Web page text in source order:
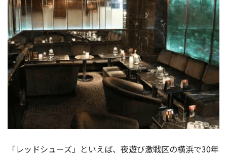
「レッドシューズ」といえば、夜遊び激戦区の横浜で30年